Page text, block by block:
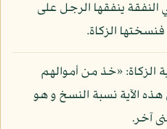
النفقة ينفقها الرجل على
الزكاة.
الزكاة: «خذ من أموالهم
- 104، و بين هذه الآية نسبة النسخ و هو
آخر.